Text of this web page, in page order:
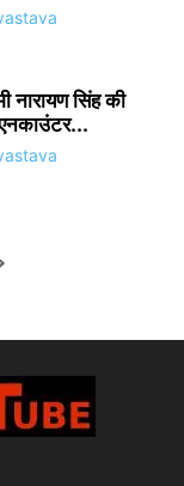
नारायण सिंह की
एनकाउंटर...